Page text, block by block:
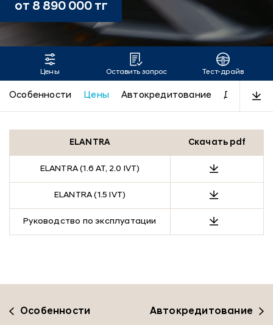
ELANTRA
от 8 890 000 тг
Цены Оставить запрос Тест-драйв
Особенности Цены Автокредитование Дизайн
ELANTRA Скачать pdf
ELANTRA (1.6 AT, 2.0 IVT)
ELANTRA (1.5 IVT)
Руководство по эксплуатации
Особенности Автокредитование